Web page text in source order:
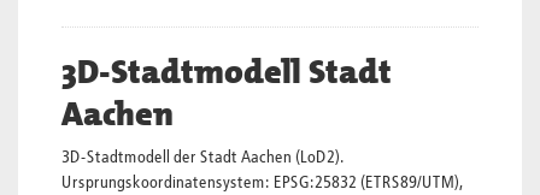
3D-Stadtmodell Stadt
Aachen
3D-Stadtmodell der Stadt Aachen (LoD2).
Ursprungskoordinatensystem: EPSG:25832 (ETRS89/UTM),